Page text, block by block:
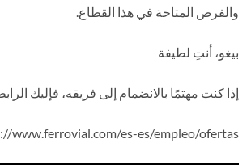
والفرص المتاحة في هذا القطاع.
بيغو، أنتِ لطيفة
إذا كنت مهتمًا بالانضمام إلى فريقه، فإليك
www.ferrovial.com/es-es/empleo/ofertas/